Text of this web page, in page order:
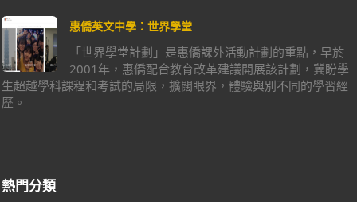
惠僑英文中學：世界學堂
「世界學堂計劃」是惠僑課外活動計劃的重點，早於
2001年，惠僑配合教育改革建議開展該計劃，冀盼學
生超越學科課程和考試的局限，擴闊眼界，體驗與別不同的學習經
歷。
熱門分類